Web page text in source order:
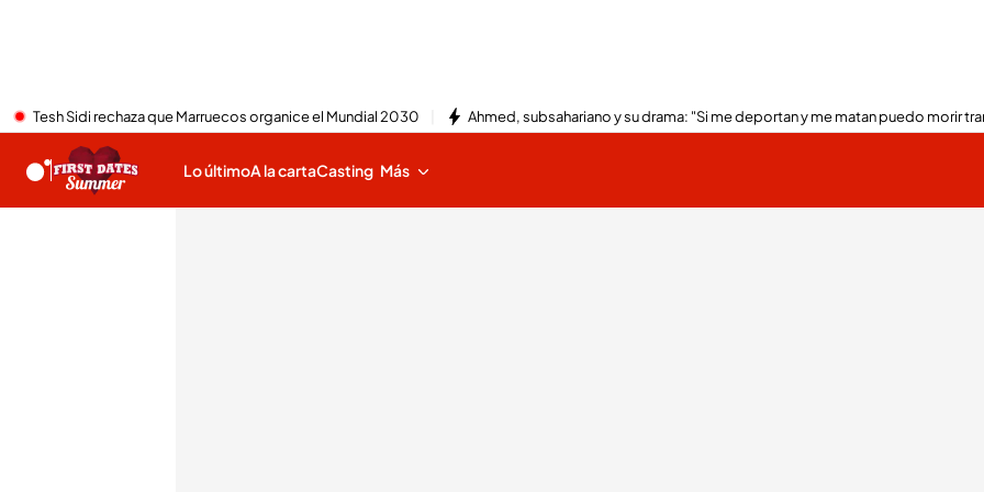
Tesh Sidi rechaza que Marruecos organice el Mundial 2030 Ahmed, subsahariano y su drama: "Si me deportan y me matan puedo morir
Lo últimoA la cartaCasting Más